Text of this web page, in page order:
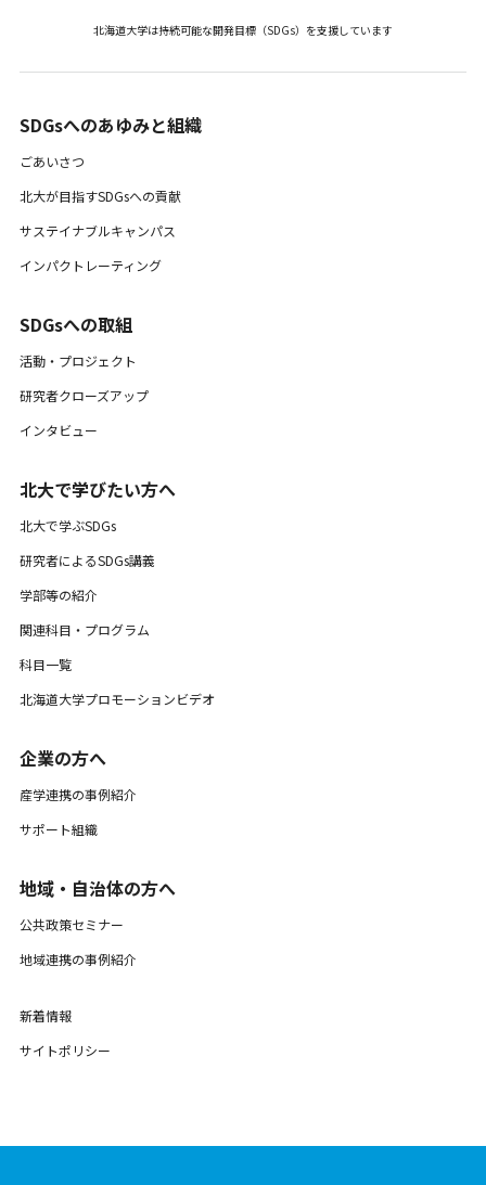
北海道大学は持続可能な開発目標（SDGs）を支援しています
SDGsへのあゆみと組織 ​
ごあいさつ
北大が目指すSDGsへの貢献
サステイナブルキャンパス
インパクトレーティング
SDGsへの取組
活動・プロジェクト
研究者クローズアップ
インタビュー
北大で学びたい方へ
北大で学ぶSDGs
研究者によるSDGs講義
学部等の紹介
関連科目・プログラム
科目一覧
北海道大学プロモーションビデオ
企業の方へ
産学連携の事例紹介
サポート組織
地域・自治体の方へ
公共政策セミナー
地域連携の事例紹介
新着情報
サイトポリシー